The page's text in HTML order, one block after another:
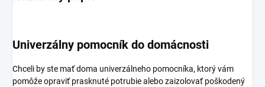
Univerzálny pomocník do domácnosti
Chceli by ste mať doma univerzálneho pomocníka, ktorý vám
pomôže opraviť prasknuté potrubie alebo zaizolovať poškodený